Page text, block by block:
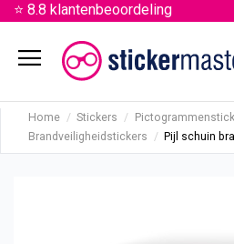
⭐ 8.8 klantenbeoordeling
menu
Home Stickers
Brandveiligheidstickers
Pijl schuin